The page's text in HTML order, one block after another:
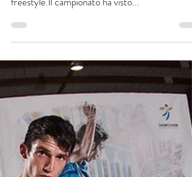
freccia rossa il campionato italiano di calcio
freestyle.Il campionato ha visto...